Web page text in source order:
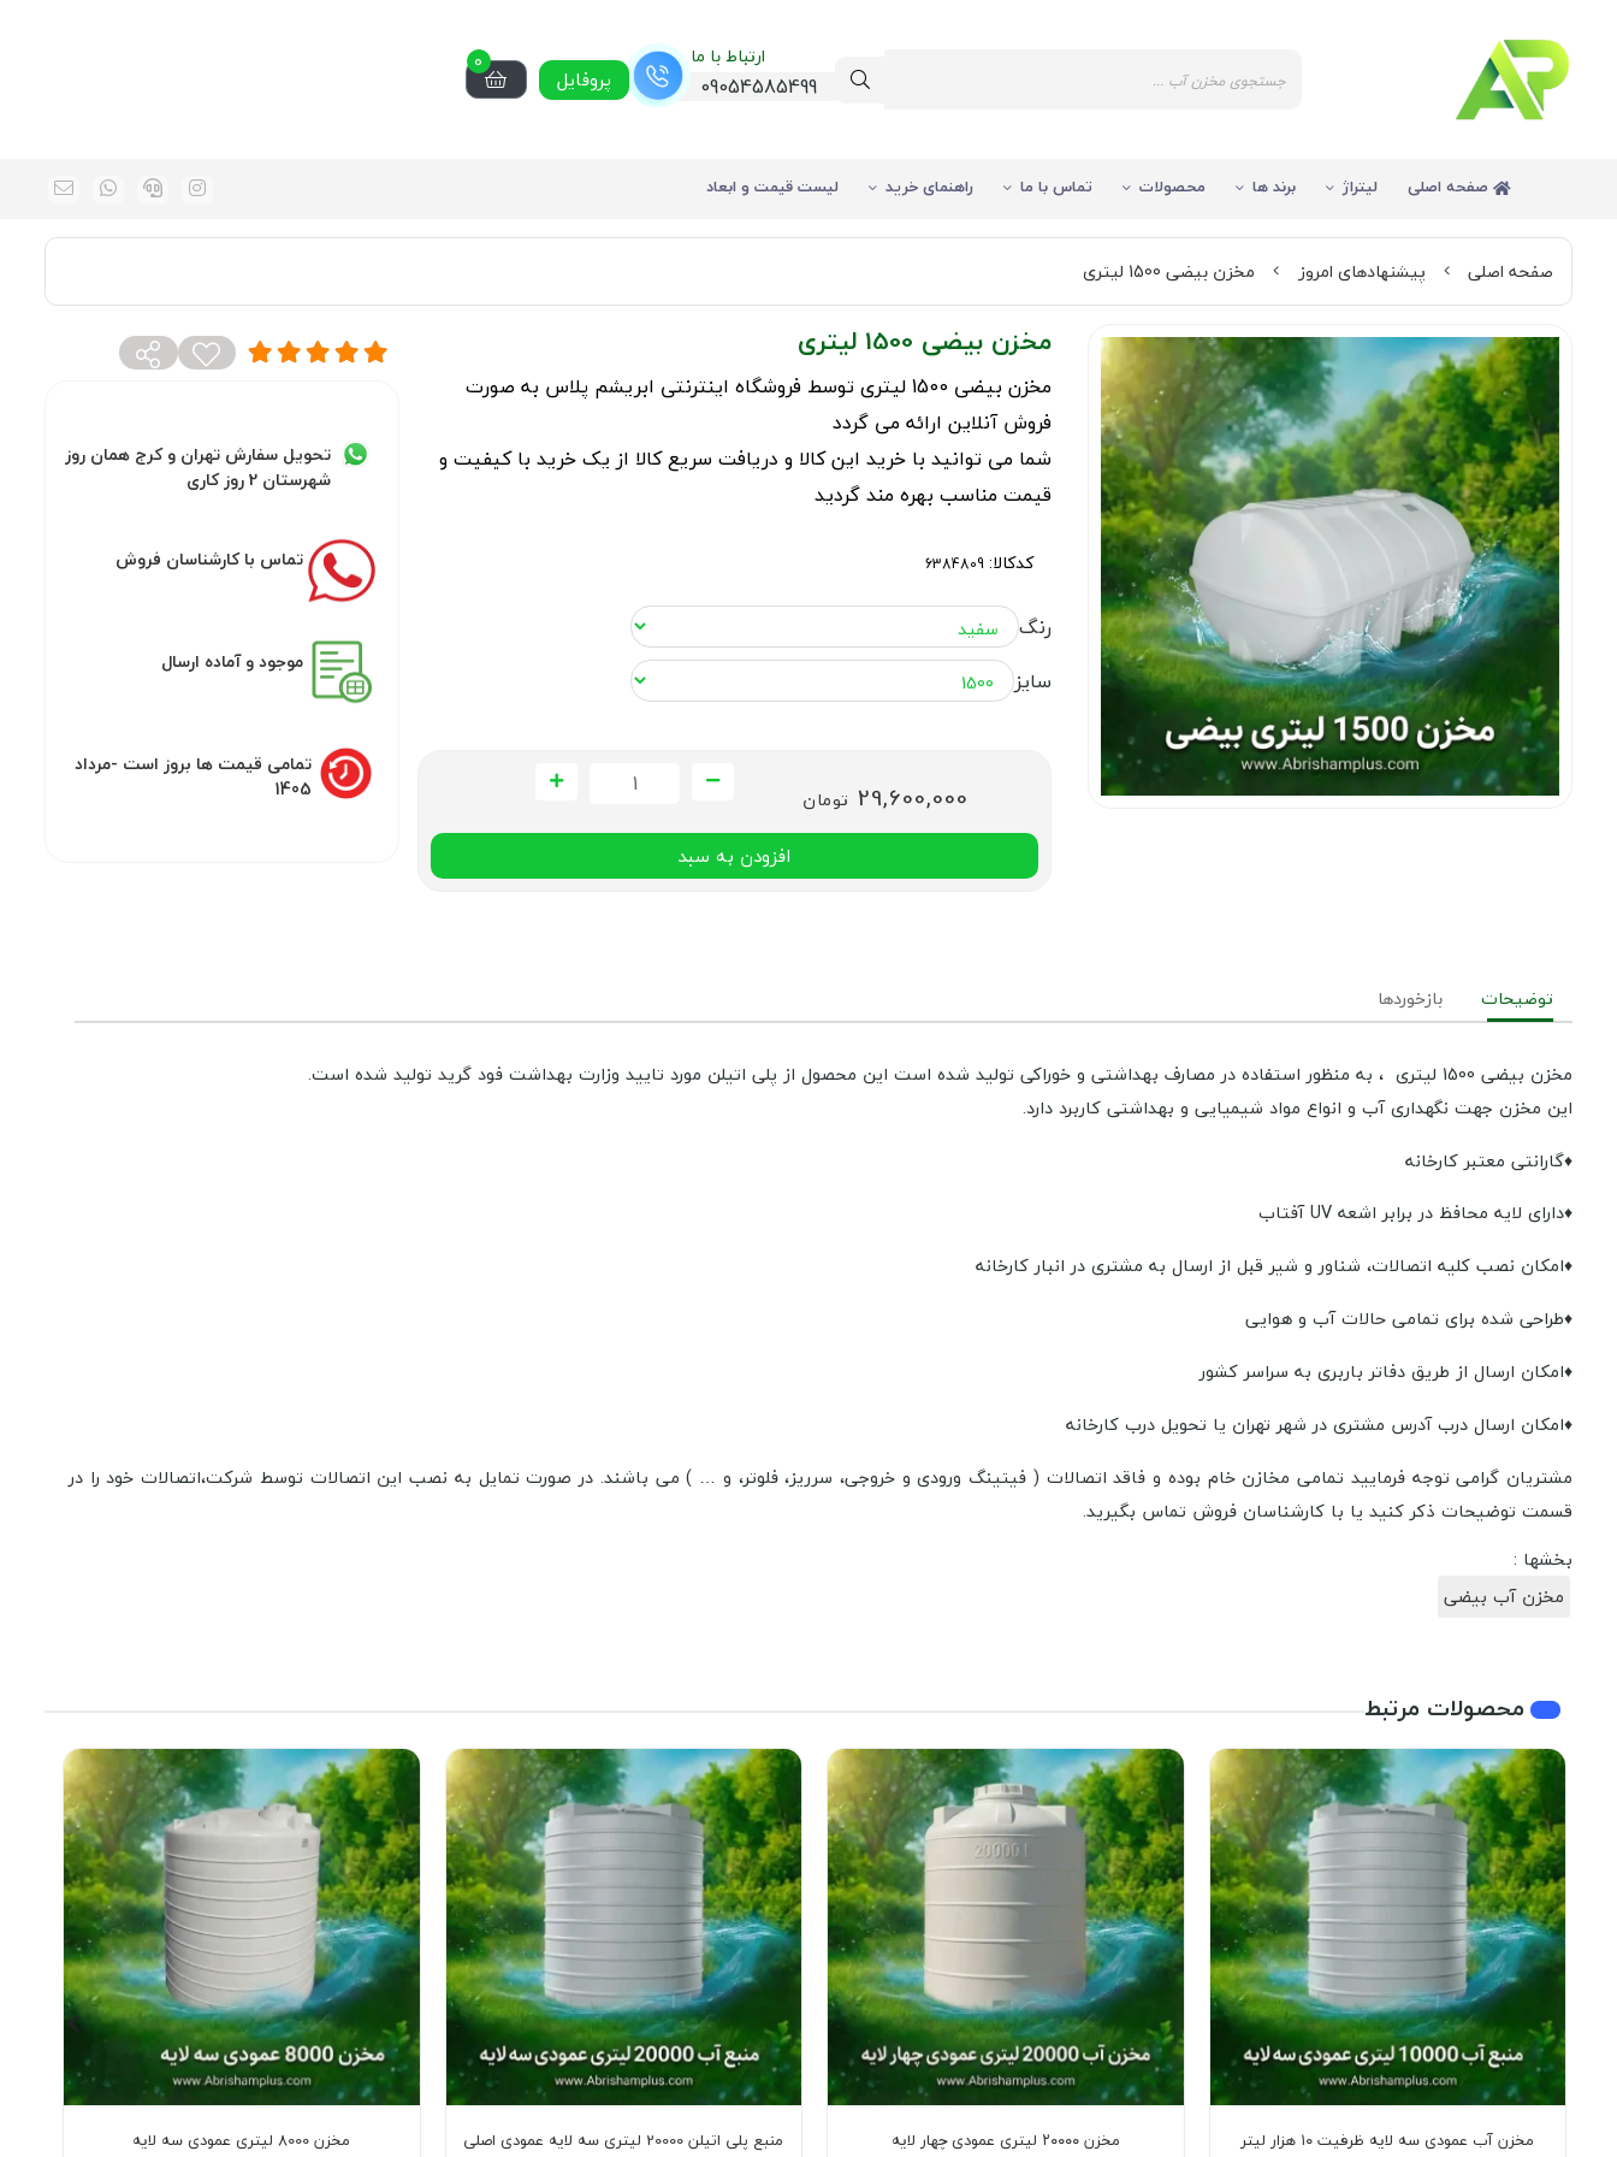
ارتباط با ما
09054585499 پروفایل
0
صفحه اصلی لیتراژ برند ها محصولات تماس با ما راهنمای خرید لیست قیمت و ابعاد
صفحه اصلی پیشنهادهای امروز مخزن بیضی 1500 لیتری
مخزن بیضی 1500 لیتری
مخزن بیضی 1500 لیتری توسط فروشگاه اینترنتی ابریشم پلاس به صورت
فروش آنلاین ارائه می گردد
شما می توانید با خرید این کالا و دریافت سریع کالا از یک خرید با کیفیت و
قیمت مناسب بهره مند گردید
کدکالا:
رنگ
سایز
29,600,000 تومان
افزودن به سبد
تحویل سفارش تهران و کرج همان روز
شهرستان 2 روز کاری
تماس با کارشناسان فروش
موجود و آماده ارسال
تمامی قیمت ها بروز است -مرداد
1405
توضیحات بازخوردها
مخزن بیضی 1500 لیتری ، به منظور استفاده در مصارف بهداشتی و خوراکی تولید شده است این محصول از پلی اتیلن مورد تایید وزارت بهداشت فود گرید تولید شده است.
این مخزن جهت نگهداری آب و انواع مواد شیمیایی و بهداشتی کاربرد دارد.
♦گارانتی معتبر کارخانه
♦دارای لایه محافظ در برابر اشعه UV آفتاب
♦امکان نصب کلیه اتصالات، شناور و شیر قبل از ارسال به مشتری در انبار کارخانه
♦طراحی شده برای تمامی حالات آب و هوایی
♦امکان ارسال از طریق دفاتر باربری به سراسر کشور
♦امکان ارسال درب آدرس مشتری در شهر تهران یا تحویل درب کارخانه
مشتریان گرامی توجه فرمایید تمامی مخازن خام بوده و فاقد اتصالات ( فیتینگ ورودی و خروجی، سرریز، فلوتر، و … ) می باشند. در صورت تمایل به نصب این اتصالات توسط شرکت،اتصالات خود را در
قسمت توضیحات ذکر کنید یا با کارشناسان فروش تماس بگیرید.
بخشها :
مخزن آب بیضی
محصولات مرتبط
مخزن آب عمودی سه لایه ظرفیت ۱۰ هزار لیتر مخزن ۲۰۰۰۰ لیتری عمودی چهار لایه منبع پلی اتیلن 20000 لیتری سه لایه عمودی اصلی مخزن 8000 لیتری عمودی سه لایه